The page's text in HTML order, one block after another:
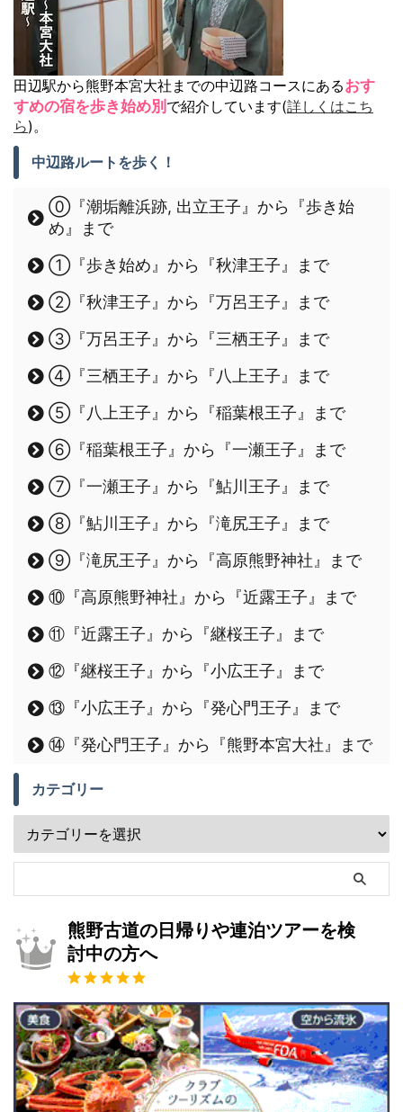
田辺駅から熊野本宮大社までの中辺路コースにあるおす
すめの宿を歩き始め別 で紹介しています(詳しくはこち
ら)。
中辺路ルートを歩く！
⓪『潮垢離浜跡, 出立王子』から『歩き始
め』まで
①『歩き始め』から『秋津王子』まで
②『秋津王子』から『万呂王子』まで
③『万呂王子』から『三栖王子』まで
④『三栖王子』から『八上王子』まで
⑤『八上王子』から『稲葉根王子』まで
⑥『稲葉根王子』から『一瀬王子』まで
⑦『一瀬王子』から『鮎川王子』まで
⑧『鮎川王子』から『滝尻王子』まで
⑨『滝尻王子』から『高原熊野神社』まで
⑩『高原熊野神社』から『近露王子』まで
⑪『近露王子』から『継桜王子』まで
⑫『継桜王子』から『小広王子』まで
⑬『小広王子』から『発心門王子』まで
⑭『発心門王子』から『熊野本宮大社』まで
カテゴリー
熊野古道の日帰りや連泊ツアーを検
討中の方へ